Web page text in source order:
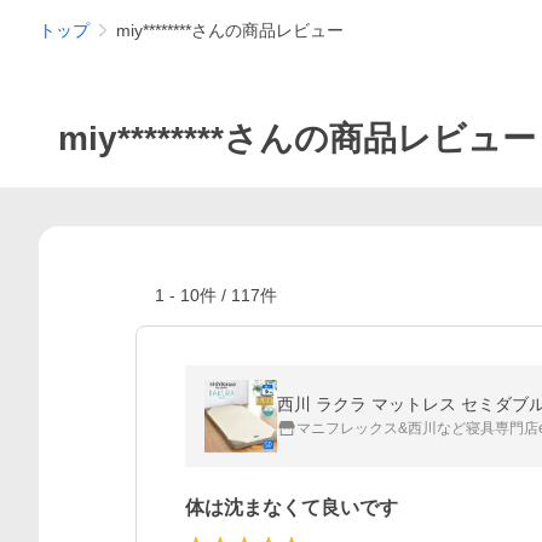
トップ miy********さんの商品レビュー
miy********さんの商品レビュー
1 - 10件 / 117件
マニフレックス&西川など寝具専門店
体は沈まなくて良いです